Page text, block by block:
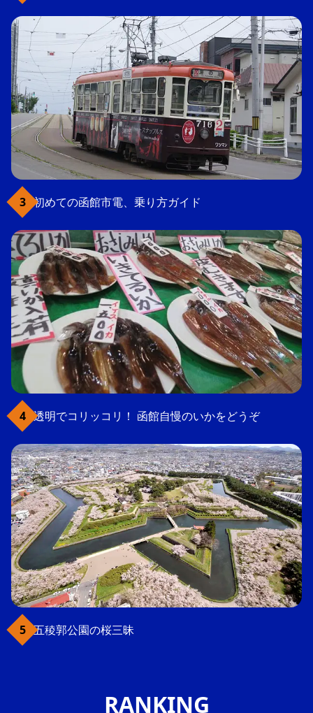
初めての函館市電、乗り方ガイド
透明でコリッコリ！ 函館自慢のいかをどうぞ
五稜郭公園の桜三昧